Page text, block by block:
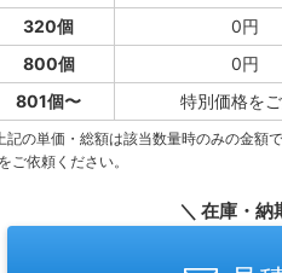
320個
0円
800個
0円
801個〜
特別価格を
記の単価・総額は該当数量時のみの金額
ご依頼ください。
＼ 在庫・納